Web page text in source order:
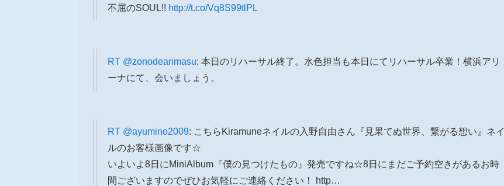
不屈のSOUL!! http://t.co/Vq8S99tlPL
RT @zonodearimasu: 本日のリハーサル終了。水色担当も本日にてリハーサル卒業！横浜アリ
ーナにて、会いましょう。
RT @ayumino2009: こちらKiramuneネイルの入野自由さん『見果てぬ世界、繋がる想い』ネイ
ルのお客様画像です☆
いよいよ8日にMiniAlbum『僕の見つけたもの』発売ですね☆8日にまだご予約空きがあるお時
間ございますのでぜひお気軽にご連絡ください！ http…